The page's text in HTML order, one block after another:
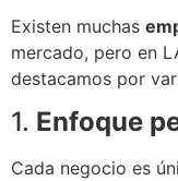
Existen muchas
mercado, pero en
destacamos por
1. Enfoque
Cada negocio es